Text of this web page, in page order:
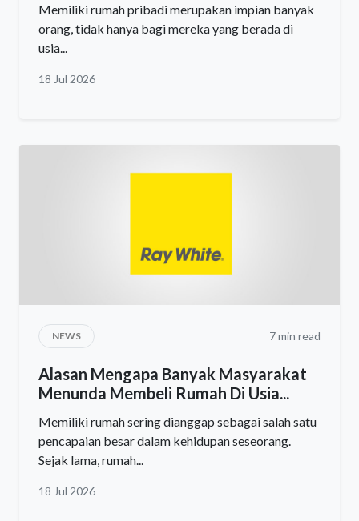
Memiliki rumah pribadi merupakan impian banyak
orang, tidak hanya bagi mereka yang berada di
usia...
18 Jul 2026
NEWS 7 min read
Alasan Mengapa Banyak Masyarakat
Menunda Membeli Rumah Di Usia...
Memiliki rumah sering dianggap sebagai salah satu
pencapaian besar dalam kehidupan seseorang.
Sejak lama, rumah...
18 Jul 2026